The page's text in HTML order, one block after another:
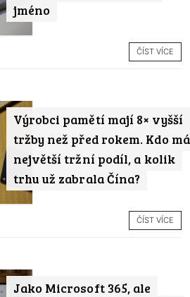
jméno
ČÍST VÍCE
Výrobci pamětí mají 8× vyšší
tržby než před rokem. Kdo má
největší tržní podíl, a kolik
trhu už zabrala Čína?
ČÍST VÍCE
Jako Microsoft 365, ale